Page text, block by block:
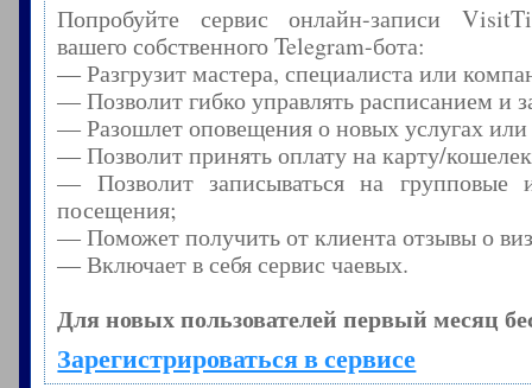
Попробуйте сервис онлайн-записи
вашего собственного Telegram-бота:
— Разгрузит мастера, специалиста или
— Позволит гибко управлять расписанием и
— Разошлет оповещения о новых услугах
— Позволит принять оплату на карту/
— Позволит записываться на групповые
посещения;
— Поможет получить от клиента отзывы о
— Включает в себя сервис чаевых.
Для новых пользователей первый месяц
Зарегистрироваться в сервисе